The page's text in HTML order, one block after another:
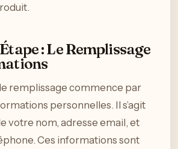
: Le Remplissage
remplissage commence par
personnelles. Il s’agit
votre nom, adresse email, et
Ces informations sont